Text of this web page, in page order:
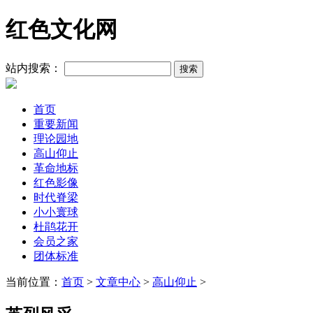
红色文化网
站内搜索：
首页
重要新闻
理论园地
高山仰止
革命地标
红色影像
时代脊梁
小小寰球
杜鹃花开
会员之家
团体标准
当前位置： 首页 > 文章中心 > 高山仰止 >